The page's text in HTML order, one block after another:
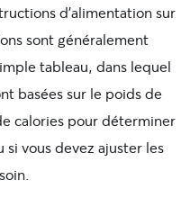
d’alimentation sur
sont généralement
tableau, dans lequel
basées sur le poids de
calories pour déterminer
vous devez ajuster les